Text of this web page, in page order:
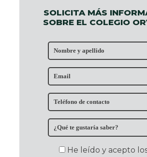
SOLICITA MÁS
SOBRE EL COLEGIO
He leído y acepto